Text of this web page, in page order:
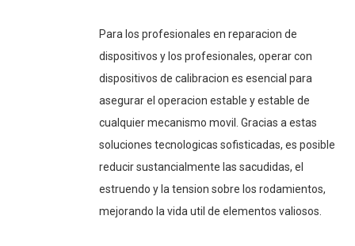
Para los profesionales en reparacion de
dispositivos y los profesionales, operar con
dispositivos de calibracion es esencial para
asegurar el operacion estable y estable de
cualquier mecanismo movil. Gracias a estas
soluciones tecnologicas sofisticadas, es posible
reducir sustancialmente las sacudidas, el
estruendo y la tension sobre los rodamientos,
mejorando la vida util de elementos valiosos.